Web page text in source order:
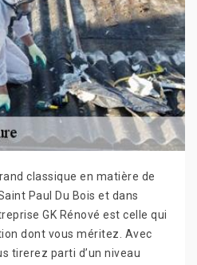
classique en matière de
Paul Du Bois et dans
GK Rénové est celle qui
dont vous méritez. Avec
tirerez parti d’un niveau